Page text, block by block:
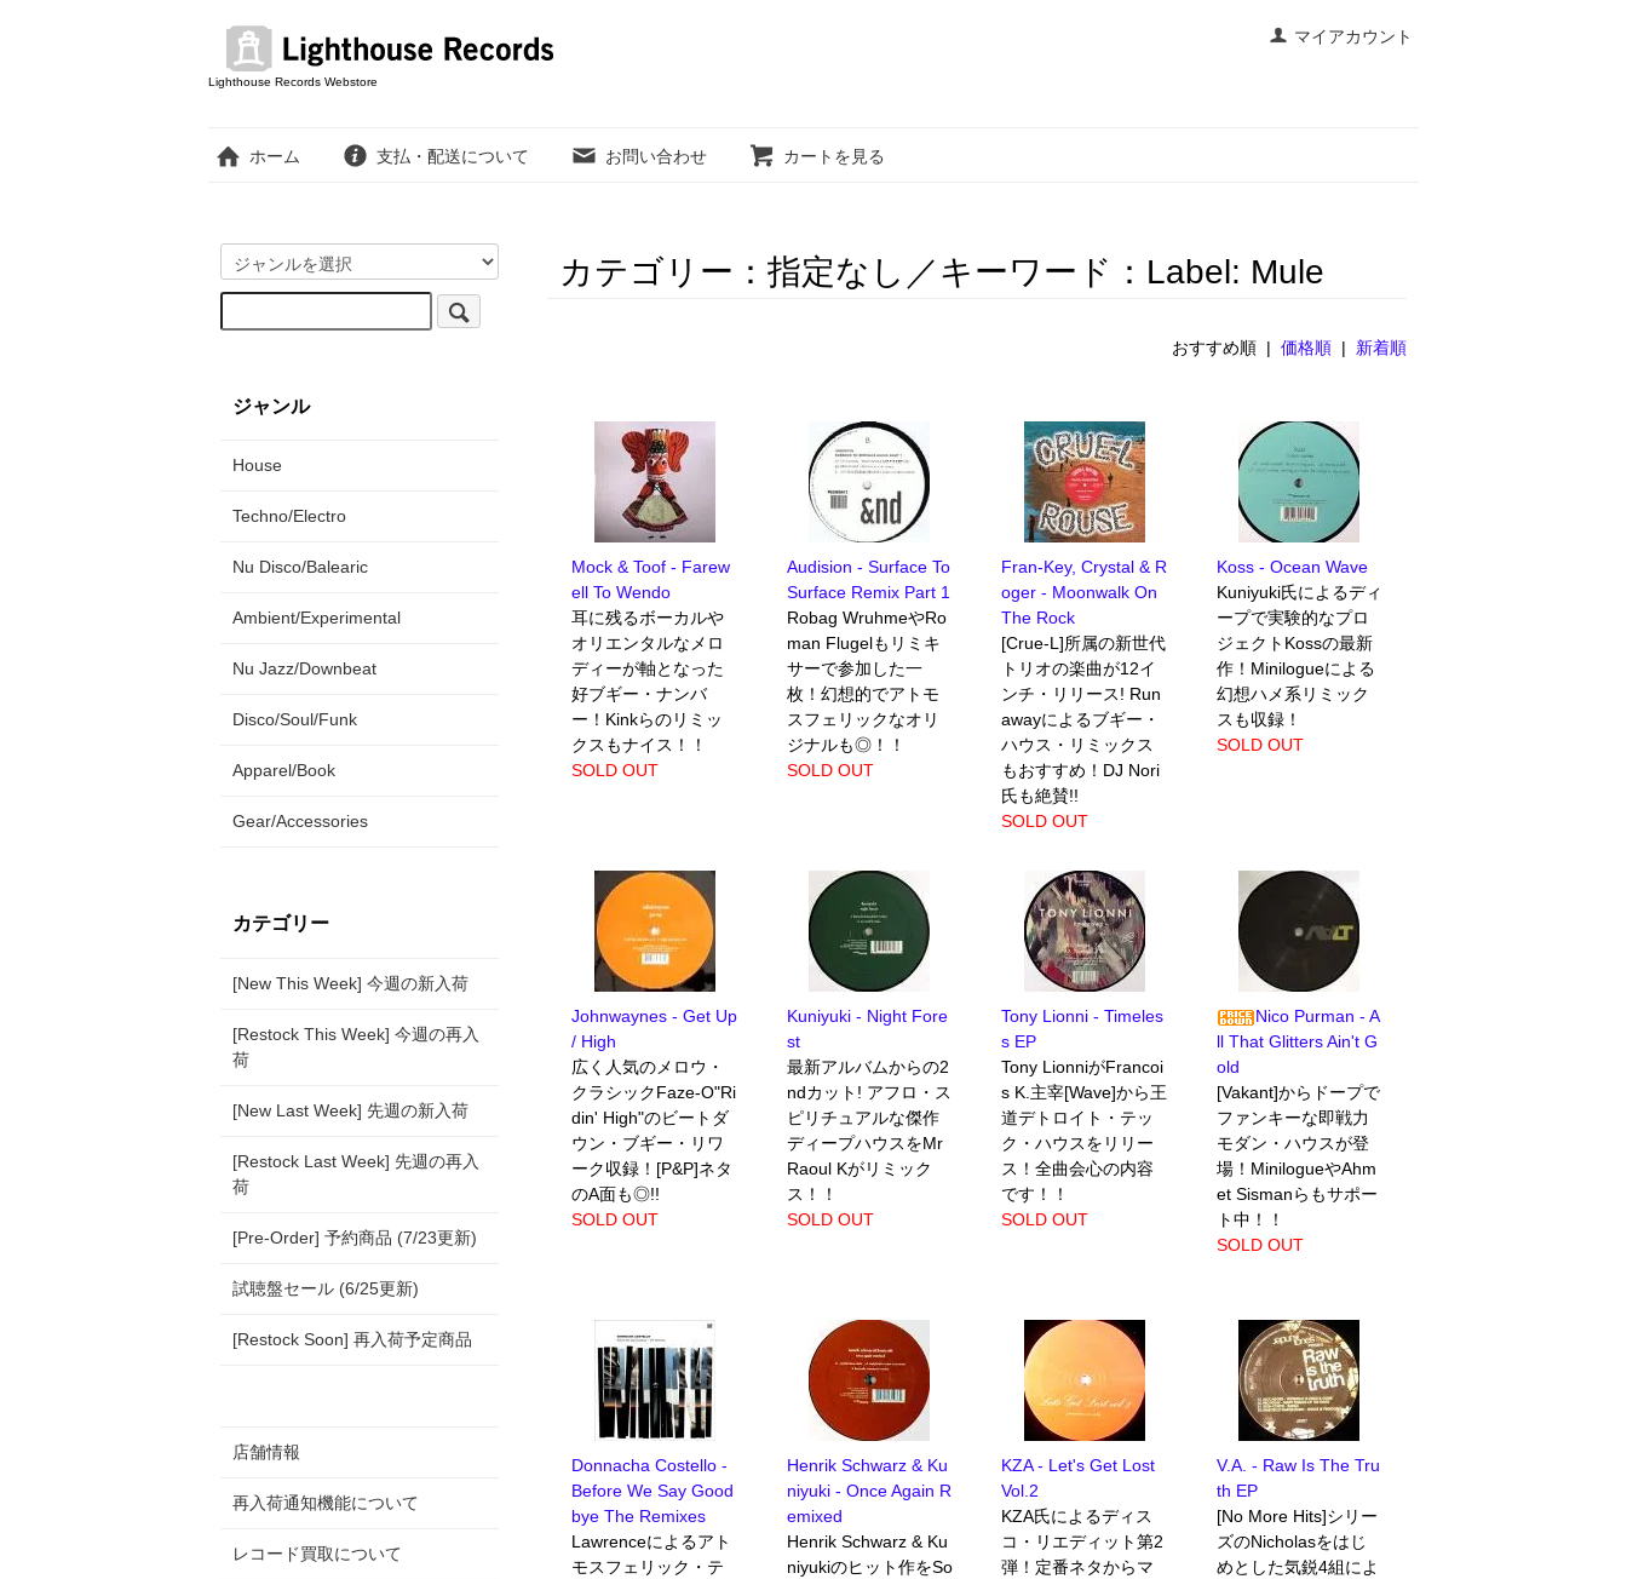
マイアカウント
Lighthouse Records Webstore
ホーム 支払・配送について お問い合わせ カートを見る
カテゴリー：指定なし／キーワード：Label: Mule
おすすめ順 | 価格順 | 新着順
Mock & Toof - Farew
ell To Wendo
耳に残るボーカルや
オリエンタルなメロ
ディーが軸となった
好ブギー・ナンバ
ー！Kinkらのリミッ
クスもナイス！！
SOLD OUT
Audision - Surface To
Surface Remix Part 1
Robag WruhmeやRo
man Flugelもリミキ
サーで参加した一
枚！幻想的でアトモ
スフェリックなオリ
ジナルも◎！！
SOLD OUT
Fran-Key, Crystal & R
oger - Moonwalk On
The Rock
[Crue-L]所属の新世代
トリオの楽曲が12イ
ンチ・リリース! Run
awayによるブギー・
ハウス・リミックス
もおすすめ！DJ Nori
氏も絶賛!!
SOLD OUT
Koss - Ocean Wave
Kuniyuki氏によるディ
ープで実験的なプロ
ジェクトKossの最新
作！Minilogueによる
幻想ハメ系リミック
スも収録！
SOLD OUT
Johnwaynes - Get Up
/ High
広く人気のメロウ・
クラシックFaze-O"Ri
din' High"のビートダ
ウン・ブギー・リワ
ーク収録！[P&P]ネタ
のA面も◎!!
SOLD OUT
Kuniyuki - Night Fore
st
最新アルバムからの2
ndカット! アフロ・ス
ピリチュアルな傑作
ディープハウスをMr
Raoul Kがリミック
ス！！
SOLD OUT
Tony Lionni - Timeles
s EP
Tony LionniがFrancoi
s K.主宰[Wave]から王
道デトロイト・テッ
ク・ハウスをリリー
ス！全曲会心の内容
です！！
SOLD OUT
Nico Purman - A
ll That Glitters Ain't G
old
[Vakant]からドープで
ファンキーな即戦力
モダン・ハウスが登
場！MinilogueやAhm
et Sismanらもサポー
ト中！！
SOLD OUT
Donnacha Costello -
Before We Say Good
bye The Remixes
Lawrenceによるアト
モスフェリック・テ
Henrik Schwarz & Ku
niyuki - Once Again R
emixed
Henrik Schwarz & Ku
niyukiのヒット作をSo
KZA - Let's Get Lost
Vol.2
KZA氏によるディス
コ・リエディット第2
弾！定番ネタからマ
V.A. - Raw Is The Tru
th EP
[No More Hits]シリー
ズのNicholasをはじ
めとした気鋭4組によ
ジャンル
House
Techno/Electro
Nu Disco/Balearic
Ambient/Experimental
Nu Jazz/Downbeat
Disco/Soul/Funk
Apparel/Book
Gear/Accessories
カテゴリー
[New This Week] 今週の新入荷
[Restock This Week] 今週の再入
荷
[New Last Week] 先週の新入荷
[Restock Last Week] 先週の再入
荷
[Pre-Order] 予約商品 (7/23更新)
試聴盤セール (6/25更新)
[Restock Soon] 再入荷予定商品
店舗情報
再入荷通知機能について
レコード買取について